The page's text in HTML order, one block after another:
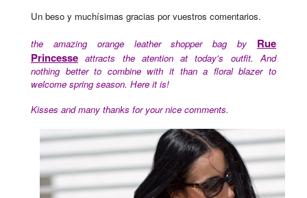
Un beso y muchísimas gracias por vuestros comentarios.
the amazing orange leather shopper bag by Rue
Princesse attracts the atention at today's outfit. And
nothing better to combine with it than a floral blazer to
welcome spring season. Here it is!
Kisses and many thanks for your nice comments.